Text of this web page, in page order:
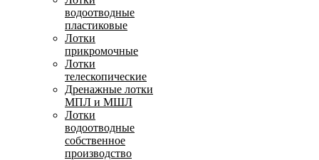
водоотводные
пластиковые
Лотки
прикромочные
Лотки
телескопические
Дренажные лотки
МПЛ и МШЛ
Лотки
водоотводные
собственное
производство